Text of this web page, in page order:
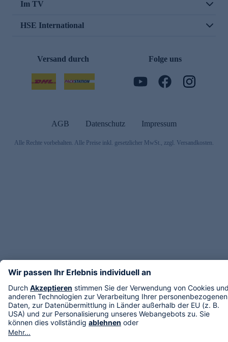
Im TV
HSE International
Versand durch Folge uns
AGB Datenschutz Impressum
Alle Rechte vorbehalten. Alle Preise inkl. gesetzlicher MwSt., zzgl. Versandkosten.